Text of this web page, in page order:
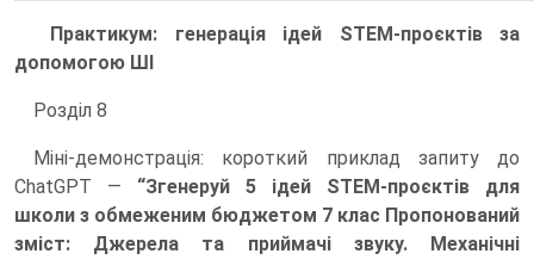
Практикум: генерація ідей STEM-проєктів за
допомогою ШІ
Розділ 8
Міні-демонстрація: короткий приклад запиту до
ChatGPT — “Згенеруй 5 ідей STEM-проєктів для
школи з обмеженим бюджетом 7 клас Пропонований
зміст: Джерела та приймачі звуку. Механічні